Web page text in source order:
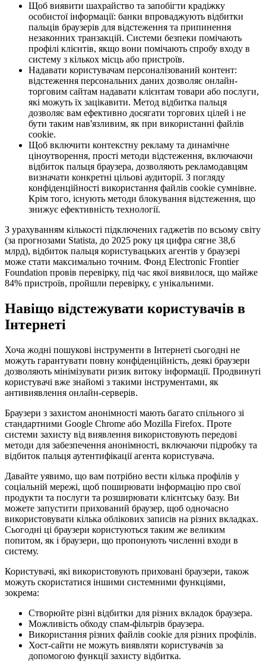
Щоб виявити шахрайство та запобігти крадіжку
особистої інформації: банки впроваджують відбитки
пальців браузерів для відстеження та припинення
незаконних транзакцій. Системи безпеки помічають
профілі клієнтів, якщо вони помічають спробу входу в
систему з кількох місць або пристроїв.
Надавати користувачам персоналізований контент:
відстеження персональних даних дозволяє онлайн-
торговим сайтам надавати клієнтам товари або послуги,
які можуть їх зацікавити. Метод відбитка пальця
дозволяє вам ефективно досягати торгових цілей і не
бути таким нав'язливим, як при використанні файлів
cookie.
Щоб включити контекстну рекламу та динамічне
ціноутворення, прості методи відстеження, включаючи
відбиток пальця браузера, дозволяють рекламодавцям
визначати конкретні цільові аудиторії. З погляду
конфіденційності використання файлів cookie сумнівне.
Крім того, існують методи блокування відстеження, що
знижує ефективність технології.
З урахуванням кількості підключених гаджетів по всьому світу
(за прогнозами Statista, до 2025 року ця цифра сягне 38,6
млрд), відбиток пальця користувацьких агентів у браузері
може стати максимально точним. Фонд Electronic Frontier
Foundation провів перевірку, під час якої виявилося, що майже
84% пристроїв, пройшли перевірку, є унікальними.
Навіщо відстежувати користувачів в
Інтернеті
Хоча жодні пошукові інструменти в Інтернеті сьогодні не
можуть гарантувати повну конфіденційність, деякі браузери
дозволяють мінімізувати ризик витоку інформації. Продвинуті
користувачі вже знайомі з такими інструментами, як
антивиявлення онлайн-серверів.
Браузери з захистом анонімності мають багато спільного зі
стандартними Google Chrome або Mozilla Firefox. Проте
системи захисту від виявлення використовують передові
методи для забезпечення анонімності, включаючи підробку та
відбиток пальця аутентифікації агента користувача.
Давайте уявимо, що вам потрібно вести кілька профілів у
соціальній мережі, щоб поширювати інформацію про свої
продукти та послуги та розширювати клієнтську базу. Ви
можете запустити прихований браузер, щоб одночасно
використовувати кілька облікових записів на різних вкладках.
Сьогодні ці браузери користуються таким же великим
попитом, як і браузери, що пропонують численні входи в
систему.
Користувачі, які використовують приховані браузери, також
можуть скористатися іншими системними функціями,
зокрема:
Створюйте різні відбитки для різних вкладок браузера.
Можливість обходу спам-фільтрів браузера.
Використання різних файлів cookie для різних профілів.
Хост-сайти не можуть виявляти користувачів за
допомогою функції захисту відбитка.